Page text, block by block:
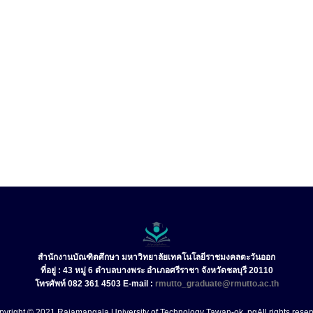
สำนักงานบัณฑิตศึกษา มหาวิทยาลัยเทคโนโลยีราชมงคลตะวันออก
ที่อยู่ : 43 หมู่ 6 ตำบลบางพระ อำเภอศรีราชา จังหวัดชลบุรี 20110
โทรศัพท์ 082 361 4503 E-mail : rmutto_graduate@rmutto.ac.th